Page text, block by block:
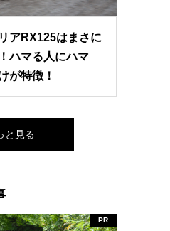
アRX125はまさに
ハマる人にハマ
が特徴！
と見る
PR